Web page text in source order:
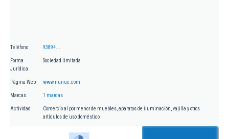
Teléfono 93894...
Forma
Jurídica
Sociedad limitada
Página Web www.nunue.com
Marcas 1 marcas
Actividad
Comercio al por menor de muebles, aparatos de iluminación, vajilla y otros
artículos de uso doméstico